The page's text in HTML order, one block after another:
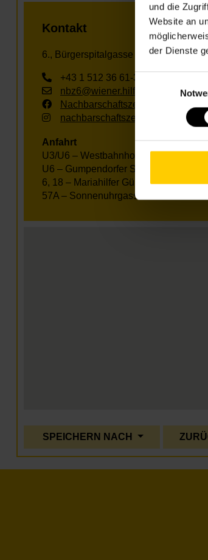
und die
Website an
der Dienste
Kontakt
6., Bürgerspitalgasse 4-6
+43 1 512 36 61-3300
nbz6@wiener.hilfswerk.at
Nachbarschaftszentren
nachbarschaftszentren.wien
Anfahrt
U3/U6 – Westbahnhof
U6 – Gumpendorfer Straße
6, 18 – Mariahilfer Gürtel
57A – Sonnenuhrgasse
SPEICHERN NACH